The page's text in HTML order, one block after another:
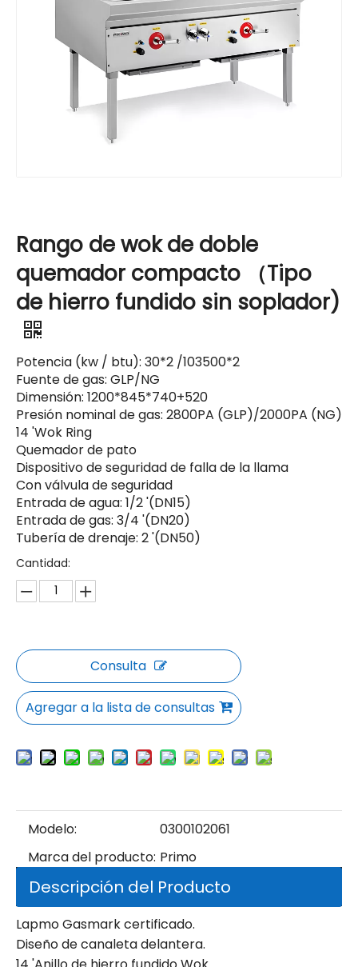
Rango de wok de doble
quemador compacto （Tipo
de hierro fundido sin soplador)
Potencia (kw / btu): 30*2 /103500*2
Fuente de gas: GLP/NG
Dimensión: 1200*845*740+520
Presión nominal de gas: 2800PA (GLP)/2000PA (NG)
14 'Wok Ring
Quemador de pato
Dispositivo de seguridad de falla de la llama
Con válvula de seguridad
Entrada de agua: 1/2 '(DN15)
Entrada de gas: 3/4 '(DN20)
Tubería de drenaje: 2 '(DN50)
Cantidad:
Consulta
Agregar a la lista de consultas
Modelo:
0300102061
Marca del producto: Primo
Descripción del Producto
Lapmo Gasmark certificado.
Diseño de canaleta delantera.